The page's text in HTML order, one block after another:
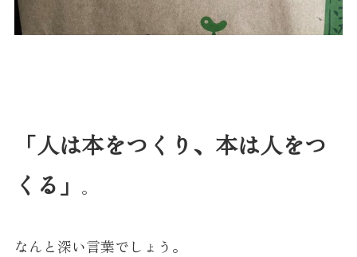
「人は本をつくり、本は人をつ
くる」
。
なんと深い言葉でしょう。